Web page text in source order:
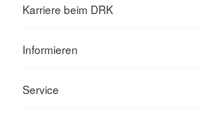
Karriere beim DRK
Informieren
Service